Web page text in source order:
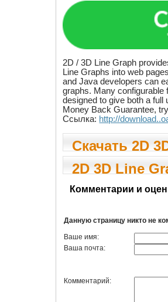
2D / 3D Line Graph
Line Graphs into web
and Java developers can
graphs. Many configurable
designed to give both a full
Money Back Guarantee,
Ссылка: http://
Скачать 2D
free try 3.3
2D 3D Line
Комментарии и
Данную страницу никто не
Ваше имя:
Ваша почта:
Комментарий: